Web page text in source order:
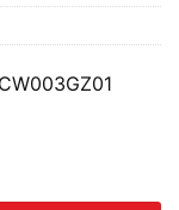
(Chưa kèm